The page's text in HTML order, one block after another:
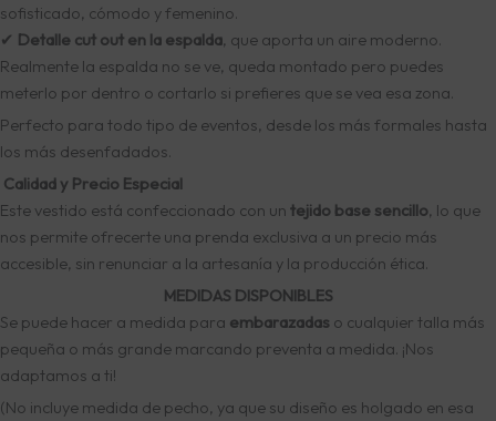
sofisticado, cómodo y femenino.
✔ Detalle cut out en la espalda , que aporta un aire moderno.
Realmente la espalda no se ve, queda montado pero puedes
meterlo por dentro o cortarlo si prefieres que se vea esa zona.
Perfecto para todo tipo de eventos, desde los más formales hasta
los más desenfadados.
Calidad y Precio Especial
Este vestido está confeccionado con un tejido base sencillo , lo que
nos permite ofrecerte una prenda exclusiva a un precio más
accesible, sin renunciar a la artesanía y la producción ética.
MEDIDAS DISPONIBLES
Se puede hacer a medida para embarazadas o cualquier talla más
pequeña o más grande marcando preventa a medida. ¡Nos
adaptamos a ti!
(No incluye medida de pecho, ya que su diseño es holgado en esa